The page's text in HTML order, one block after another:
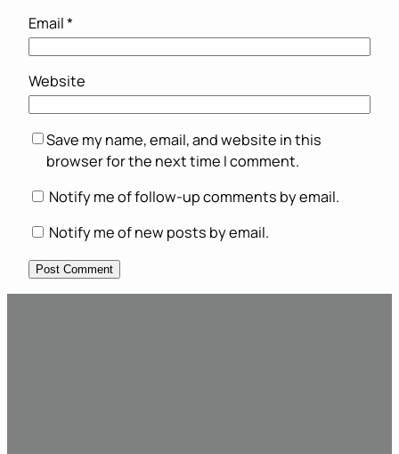
Email*
Website
Save my name, email, and website in this
browser for the next time I comment.
Notify me of follow-up comments by email.
Notify me of new posts by email.